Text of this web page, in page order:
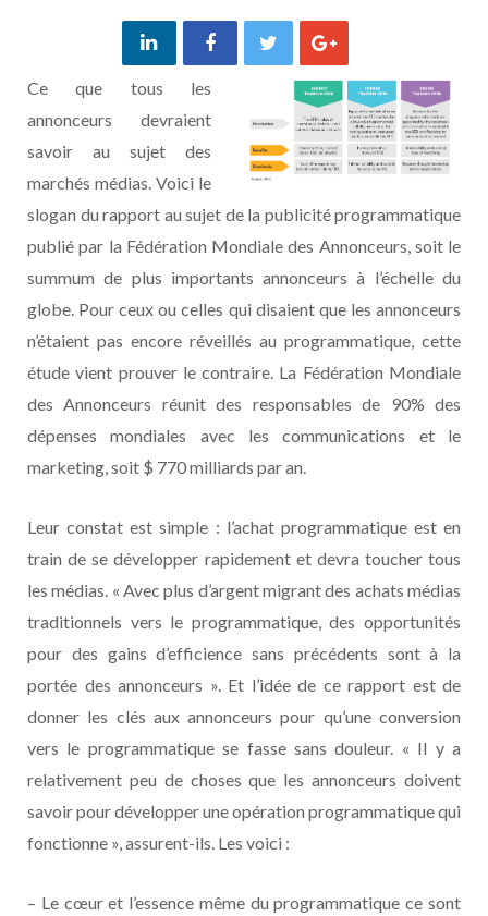
Ce que tous les
annonceurs devraient
savoir au sujet des
marchés médias. Voici le
slogan du rapport au sujet de la publicité programmatique
publié par la Fédération Mondiale des Annonceurs, soit le
summum de plus importants annonceurs à l’échelle du
globe. Pour ceux ou celles qui disaient que les annonceurs
n’étaient pas encore réveillés au programmatique, cette
étude vient prouver le contraire. La Fédération Mondiale
des Annonceurs réunit des responsables de 90% des
dépenses mondiales avec les communications et le
marketing, soit $ 770 milliards par an.
Leur constat est simple : l’achat programmatique est en
train de se développer rapidement et devra toucher tous
les médias. « Avec plus d’argent migrant des achats médias
traditionnels vers le programmatique, des opportunités
pour des gains d’efficience sans précédents sont à la
portée des annonceurs ». Et l’idée de ce rapport est de
donner les clés aux annonceurs pour qu’une conversion
vers le programmatique se fasse sans douleur. « Il y a
relativement peu de choses que les annonceurs doivent
savoir pour développer une opération programmatique qui
fonctionne », assurent-ils. Les voici :
– Le cœur et l’essence même du programmatique ce sont